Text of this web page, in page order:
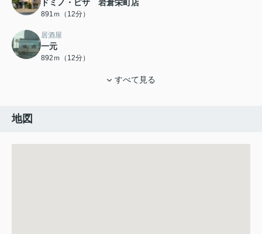
ドミノ・ピザ 岩倉栄町店
891ｍ（12分）
居酒屋
一元
892ｍ（12分）
すべて見る
地図